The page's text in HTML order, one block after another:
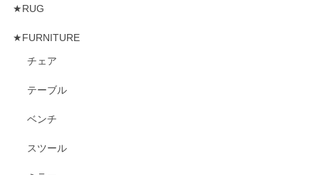
★RUG
★FURNITURE
チェア
テーブル
ベンチ
スツール